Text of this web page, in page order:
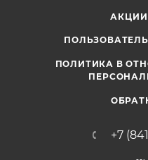
ПОЛИТИКА В
+7